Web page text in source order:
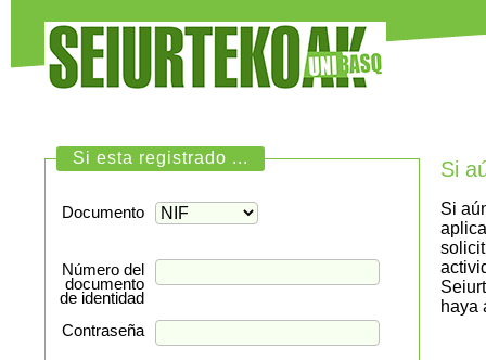
Si esta registrado ...
Documento
Número del
documento
de identidad
Contraseña
Si
Si
haya